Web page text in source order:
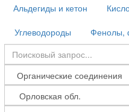
Альдегиды и кетон
Углеводороды
Фенолы,